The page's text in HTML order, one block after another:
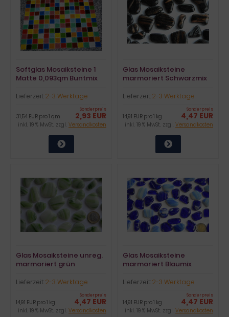
Softglas Mosaiksteine 1
Matte 0,093qm Buntmix
Lieferzeit:2-3 Werktage
Sonderpreis
2,93 EUR
31,54 EUR pro 1 qm
inkl. 19 % MwSt. zzgl. Versandkosten
Glas Mosaiksteine
marmoriert Schwarzmix
Lieferzeit:2-3 Werktage
Sonderpreis
4,47 EUR
14,91 EUR pro 1 kg
inkl. 19 % MwSt. zzgl. Versandkosten
Glas Mosaiksteine unreg.
marmoriert grün
Lieferzeit:2-3 Werktage
Sonderpreis
4,47 EUR
14,91 EUR pro 1 kg
inkl. 19 % MwSt. zzgl. Versandkosten
Glas Mosaiksteine
marmoriert Blaumix
Lieferzeit:2-3 Werktage
Sonderpreis
4,47 EUR
14,91 EUR pro 1 kg
inkl. 19 % MwSt. zzgl. Versandkosten